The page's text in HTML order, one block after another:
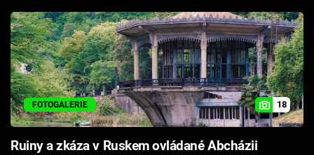
TV Program
Sledujte prima+
Přihlášení
Sledujte nás
FOTOGALERIE 18
Ruiny a zkáza v Ruskem ovládané Abcházii